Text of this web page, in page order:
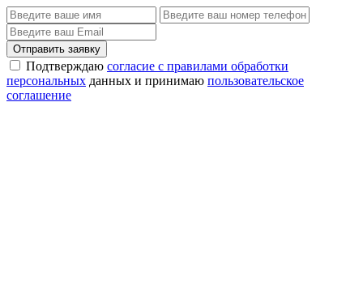
Отправить заявку
Подтверждаю согласие с правилами обработки
персональных данных и принимаю пользовательское
соглашение